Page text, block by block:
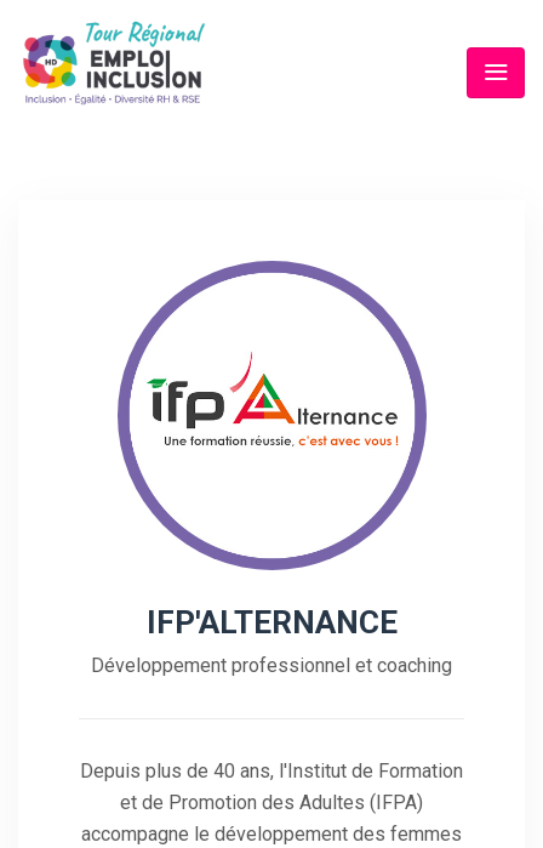
IFP'ALTERNANCE
Développement professionnel et coaching
Depuis plus de 40 ans, l'Institut de Formation
et de Promotion des Adultes (IFPA)
accompagne le développement des femmes